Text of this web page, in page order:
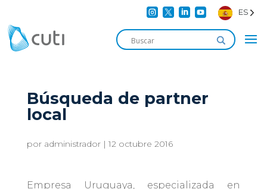
    ES
Búsqueda de partner
local
por administrador|12 octubre 2016
Empresa Uruguaya, especializada en